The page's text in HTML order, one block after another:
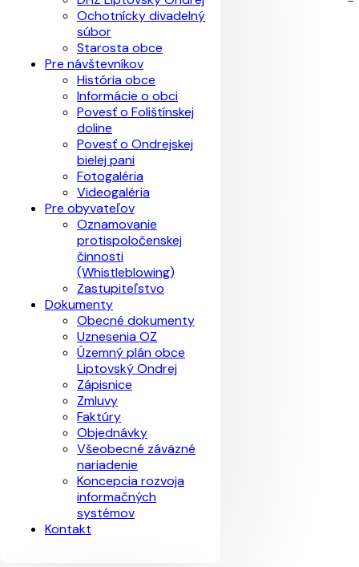
Ochotnícky divadelný
súbor
Starosta obce
Pre návštevníkov
História obce
Informácie o obci
Povesť o Folištínskej
doline
Povesť o Ondrejskej
bielej pani
Fotogaléria
Videogaléria
Pre obyvateľov
Oznamovanie
protispoločenskej
činnosti
(Whistleblowing)
Zastupiteľstvo
Dokumenty
Obecné dokumenty
Uznesenia OZ
Územný plán obce
Liptovský Ondrej
Zápisnice
Zmluvy
Faktúry
Objednávky
Všeobecné záväzné
nariadenie
Koncepcia rozvoja
informačných
systémov
Kontakt